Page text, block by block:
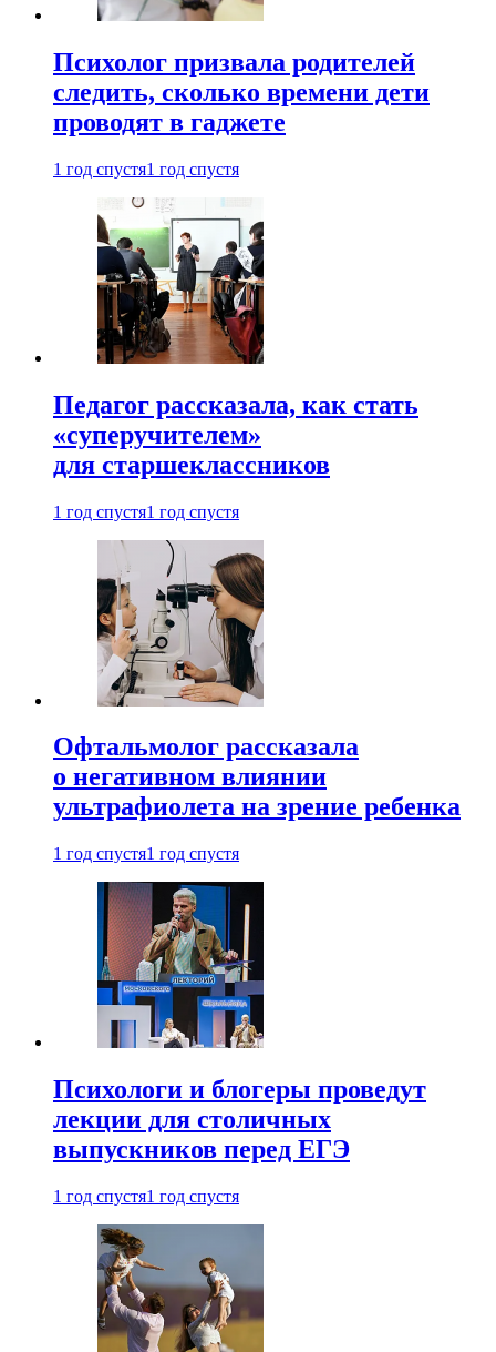
Психолог призвала родителей
следить, сколько времени дети
проводят в гаджете
1 год спустя1 год спустя
Педагог рассказала, как стать
«суперучителем»
для старшеклассников
1 год спустя1 год спустя
Офтальмолог рассказала
о негативном влиянии
ультрафиолета на зрение ребенка
1 год спустя1 год спустя
Психологи и блогеры проведут
лекции для столичных
выпускников перед ЕГЭ
1 год спустя1 год спустя